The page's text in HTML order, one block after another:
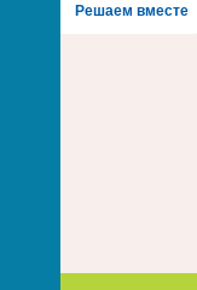
Решаем вместе